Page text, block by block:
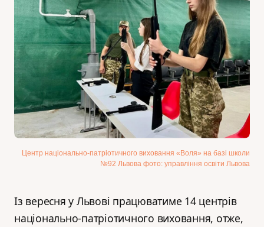
Центр національно-патріотичного виховання «Воля» на базі школи
№92 Львова фото: управління освіти Львова
Із вересня у Львові працюватиме 14 центрів
національно-патріотичного виховання, отже,